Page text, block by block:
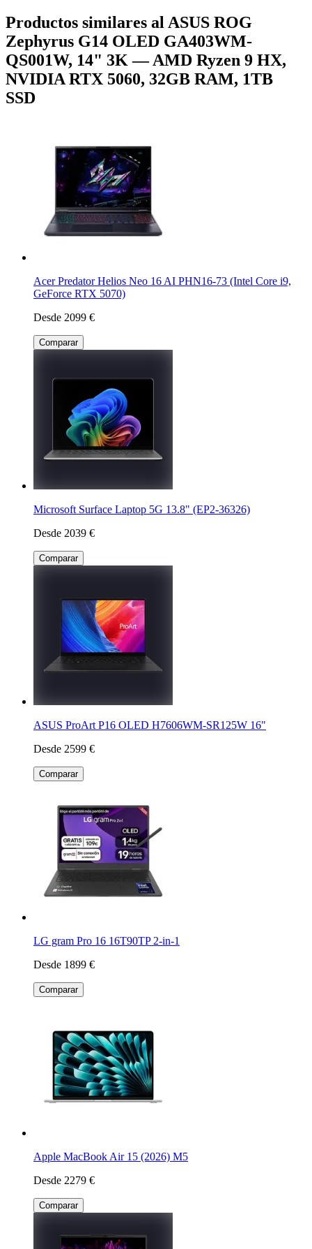
Productos similares al ASUS ROG
Zephyrus G14 OLED GA403WM-
QS001W, 14" 3K — AMD Ryzen 9 HX,
NVIDIA RTX 5060, 32GB RAM, 1TB
SSD
Acer Predator Helios Neo 16 AI PHN16-73 (Intel Core i9,
GeForce RTX 5070)
Desde 2099 €
Comparar
Microsoft Surface Laptop 5G 13.8" (EP2-36326)
Desde 2039 €
Comparar
ASUS ProArt P16 OLED H7606WM-SR125W 16"
Desde 2599 €
Comparar
LG gram Pro 16 16T90TP 2-in-1
Desde 1899 €
Comparar
Apple MacBook Air 15 (2026) M5
Desde 2279 €
Comparar